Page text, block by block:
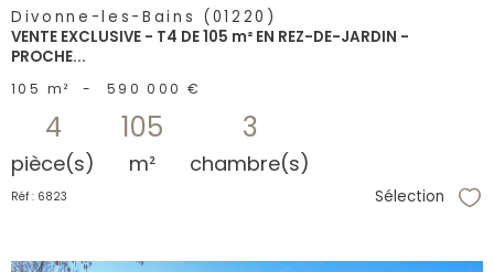
Divonne-les-Bains (01220)
VENTE EXCLUSIVE - T4 DE 105 m² EN REZ-DE-JARDIN -
PROCHE...
105 m² - 590 000 €
4
pièce(s)
105
m²
3
chambre(s)
Réf : 6823 Sélection